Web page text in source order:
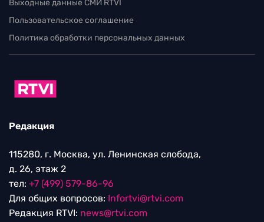
Выходные данные СМИ RTVI
Пользовательское соглашение
Политика обработки персональных данных
Редакция
115280, г. Москва, ул. Ленинская слобода,
д. 26, этаж 2
тел: +7 (499) 579-86-96
Для общих вопросов: Infortvi@rtvi.com
Редакция RTVI: news@rtvi.com